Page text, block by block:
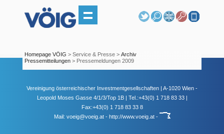
Homepage VÖIG > Service & Presse >Archiv
Pressemitteilungen > Pressemeldungen 2009
Vereinigung österreichischer Investmentgesellschaften | A-1020 Wien -
Leopold Moses Gasse 4/1/3/Top 1B | Tel.:+43(0) 1 718 83 33 |
Fax:+43(0) 1 718 83 33 8
Mail: voeig@voeig.at- http://www.voeig.at-